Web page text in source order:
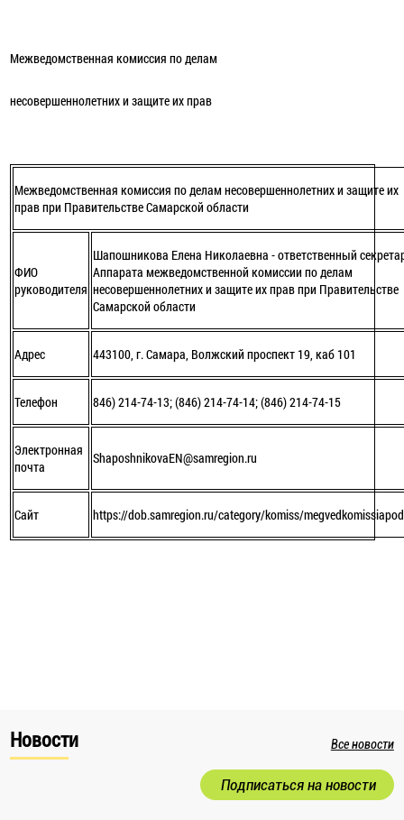
Межведомственная комиссия по делам
несовершеннолетних и защите их прав
Межведомственная комиссия по делам несовершеннолетних и защите их
прав при Правительстве Самарской области
ФИО
руководителя
Шапошникова Елена Николаевна - ответственный
Аппарата межведомственной комиссии по делам
несовершеннолетних и защите их прав при Правительстве
Самарской области
Адрес 443100, г. Самара, Волжский проспект 19, каб 101
Телефон 846) 214-74-13; (846) 214-74-14; (846) 214-74-15
Электронная
почта
ShaposhnikovaEN@samregion.ru
Сайт https://dob.samregion.ru/category/komiss/
Новости Все новости
Подписаться на новости